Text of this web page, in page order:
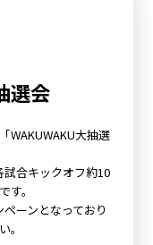
選会
WAKUWAKU大抽選
合キックオフ約10
。
ーンとなっており
。